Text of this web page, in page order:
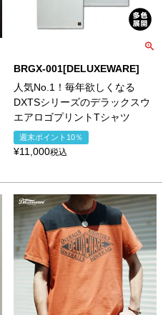
BRGX-001[DELUXEWARE]
人気No.1！毎年欲しくなる
DXTSシリーズのデラックスウ
エアロゴプリントTシャツ
週末ポイント10％
¥11,000税込